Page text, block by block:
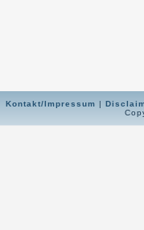
Kontakt/Impressum |